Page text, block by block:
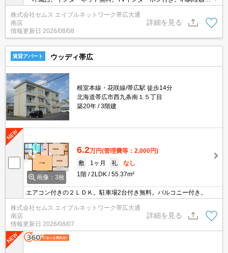
き。エアコン付き。
株式会社セムス エイブルネットワーク帯広大通
南店
情報更新日 2026/08/08
詳細を見る
賃貸アパート ウッディ帯広
根室本線・花咲線/帯広駅 徒歩14分
北海道帯広市西九条南１５丁目
築20年
3階建
画像：3枚
6.2万円(管理費等：2,000円)
敷
1ヶ月 礼
なし
1階
2LDK 55.37m²
エアコン付きの２ＬＤＫ。駐車場2台付き無料。バルコニー付き。
株式会社セムス エイブルネットワーク帯広大通
南店
情報更新日 2026/08/07
詳細を見る